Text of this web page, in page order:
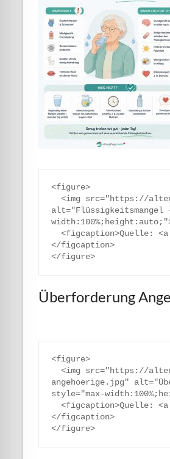
<figure>
</figcaption>
Überforderung
<figure>
angehoerige.jpg"
style="max-
</figcaption>